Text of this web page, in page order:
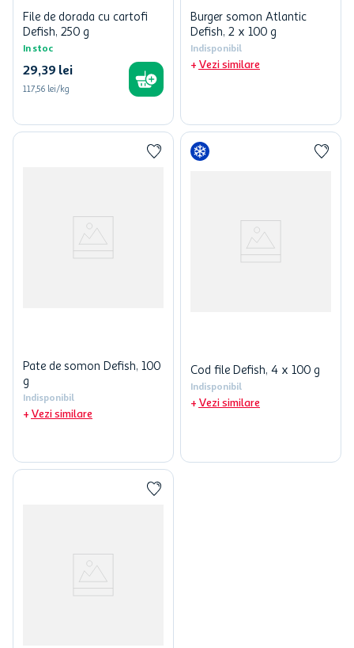
File de dorada cu cartofi
Defish, 250 g
In stoc
29,39 lei
117,56 lei/kg
Burger somon Atlantic
Defish, 2 x 100 g
Indisponibil
Vezi similare
Pate de somon Defish, 100
g
Indisponibil
Vezi similare
Cod file Defish, 4 x 100 g
Indisponibil
Vezi similare